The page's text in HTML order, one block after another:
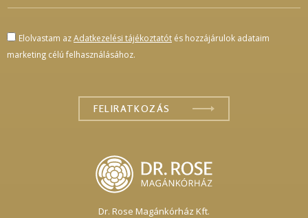
Dr. Rose Magánkórház Kft.
Elolvastam azAdatkezelési tájékoztatót és hozzájárulok adataim
marketing célú felhasználásához.